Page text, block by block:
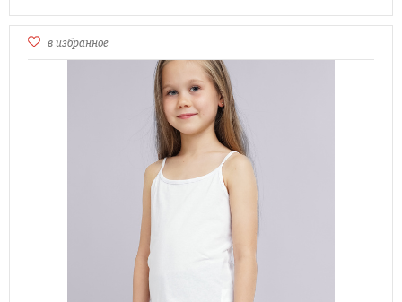
в избранное